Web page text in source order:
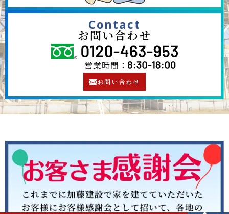
Contact
お問い合わせ
お問い合わせ